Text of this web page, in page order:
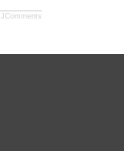
JComments